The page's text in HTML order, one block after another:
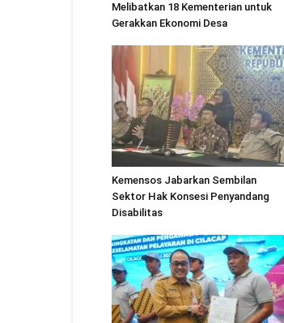
Melibatkan 18 Kementerian untuk
Gerakkan Ekonomi Desa
Kemensos Jabarkan Sembilan
Sektor Hak Konsesi Penyandang
Disabilitas